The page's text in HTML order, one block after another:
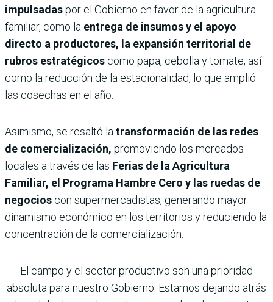
impulsadaspor el Gobierno en favor de la agricultura
familiar, como la entrega de insumos y el apoyo
directo a productores, la expansión territorial de
rubros estratégicos como papa, cebolla y tomate, así
como la reducción de la estacionalidad, lo que amplió
las cosechas en el año.
Asimismo, se resaltó la transformación de las redes
de comercialización, promoviendo los mercados
locales a través de las Ferias de la Agricultura
Familiar, el Programa Hambre Cero y las ruedas de
negocios con supermercadistas, generando mayor
dinamismo económico en los territorios y reduciendo la
concentración de la comercialización.
El campo y el sector productivo son una prioridad
absoluta para nuestro Gobierno. Estamos dejando atrás